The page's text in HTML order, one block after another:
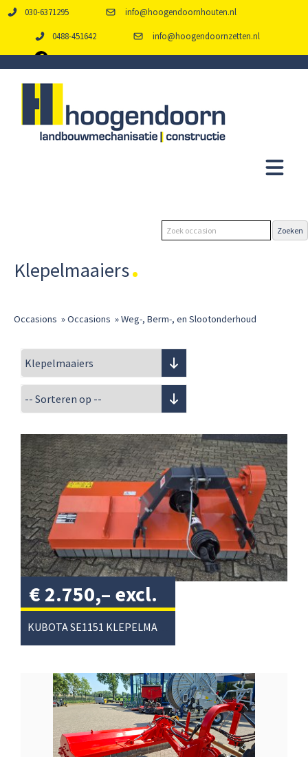
030-6371295 info@hoogendoornhouten.nl
0488-451642 info@hoogendoornzetten.nl
Klepelmaaiers
Occasions »Occasions »Weg-, Berm-, en Slootonderhoud
€ 2.750,– excl.
btw/